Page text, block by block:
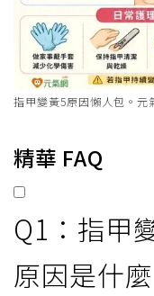
指甲變黃5原因懶人包。元
精華 FAQ
Q1：指甲
原因是什